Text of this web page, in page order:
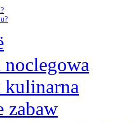
noclegowa
kulinarna
zabaw